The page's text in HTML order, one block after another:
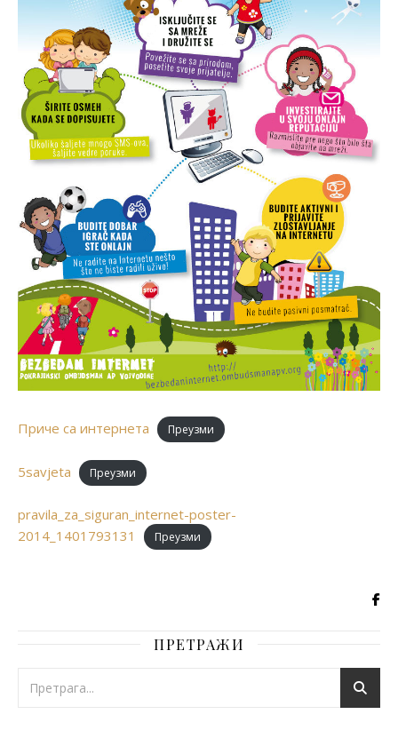
Приче са интернета Преузми
5savjeta Преузми
pravila_za_siguran_internet-poster-
2014_1401793131
Преузми
ПРЕТРАЖИ